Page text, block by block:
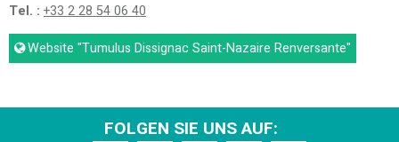
Tel. : +33 2 28 54 06 40
Website "Tumulus Dissignac Saint-Nazaire Renversante"
FOLGEN SIE UNS AUF: